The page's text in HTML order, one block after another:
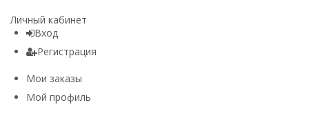
Личный кабинет
Вход
Регистрация
Мои заказы
Мой профиль